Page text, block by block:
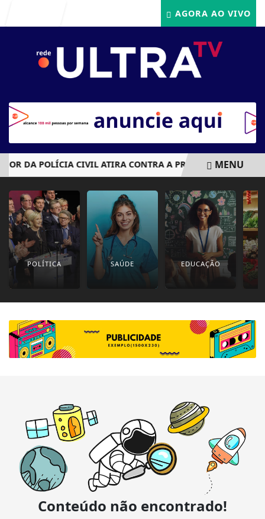
AGORA AO VIVO
DA POLÍCIA CIVIL ATIRA CONTRA A PRÓPRIA CABEÇA
EM ALTA
MENU
POLÍTICA SAÚDE EDUCAÇÃO
Conteúdo não encontrado!